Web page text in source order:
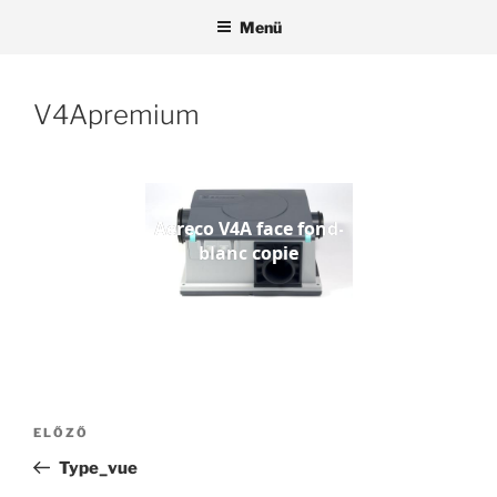
Menü
V4Apremium
Aereco V4A face fond-
blanc copie
Bejegyzés
Korábbi
bejegyzés
ELŐZŐ
Type_vue